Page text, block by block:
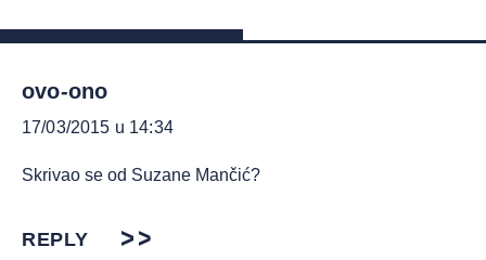
ovo-ono
17/03/2015 u 14:34
Skrivao se od Suzane Mančić?
REPLY